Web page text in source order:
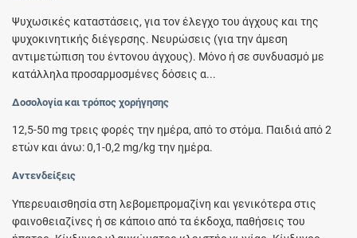
Ψυχωσικές καταστάσεις, για τον έλεγχο του άγχους και της
ψυχοκινητικής διέγερσης. Νευρώσεις (για την άμεση
αντιμετώπιση του έντονου άγχους). Μόνο ή σε συνδυασμό με
κατάλληλα προσαρμοσμένες δόσεις α...
Δοσολογία και τρόπος χορήγησης
12,5-50 mg τρεις φορές την ημέρα, από το στόμα. Παιδιά από 2
ετών και άνω: 0,1-0,2 mg/kg την ημέρα.
Αντενδείξεις
Υπερευαισθησία στη λεβομεπρομαζίνη και γενικότερα στις
φαινοθειαζίνες ή σε κάποιο από τα έκδοχα, παθήσεις του